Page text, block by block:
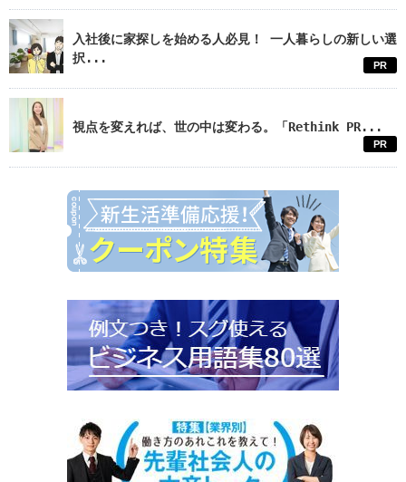
入社後に家探しを始める人必見！ 一人暮らしの新しい選
択...
PR
視点を変えれば、世の中は変わる。「Rethink PR...
PR